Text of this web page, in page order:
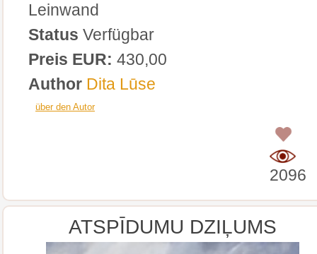
Leinwand
Status Verfügbar
Preis EUR: 430,00
Author Dita Lūse
über den Autor
2096
ATSPĪDUMU DZIĻUMS